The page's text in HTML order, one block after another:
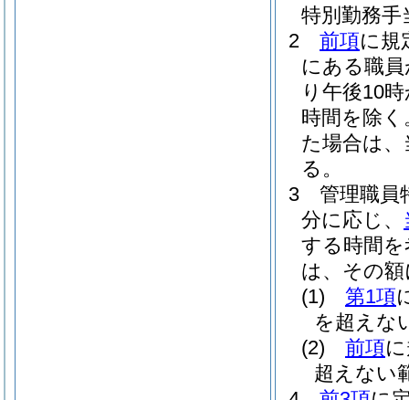
特別勤務
2
前項に規
にある職
り午後10
時間を除く
た場合は
る。
3
管理職員
分に応じ、
する時間
は、その
(1)
第1項
を超えな
(2)
前項
超えない